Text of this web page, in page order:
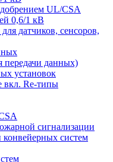
UL/CSA
0,6/1 кВ
датчиков, cенсоров,
передачи данных)
установок
вкл. Re-типы
сигнализации
систем